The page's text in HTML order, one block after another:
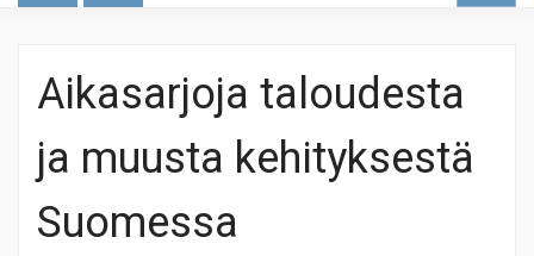
Aikasarjoja taloudesta
ja muusta kehityksestä
Suomessa